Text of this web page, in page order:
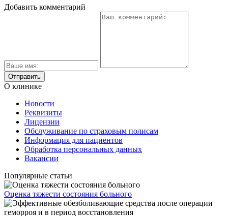
Добавить комментарий
О клинике
Новости
Реквизиты
Лицензии
Обслуживание по страховым полисам
Информация для пациентов
Обработка персональных данных
Вакансии
Популярные статьи
Оценка тяжести состояния больного